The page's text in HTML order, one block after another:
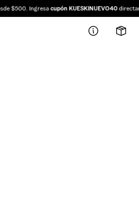
$500. Ingresacupón KUESKINUEVO40